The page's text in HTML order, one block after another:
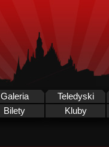
Galeria Teledyski
Bilety Kluby